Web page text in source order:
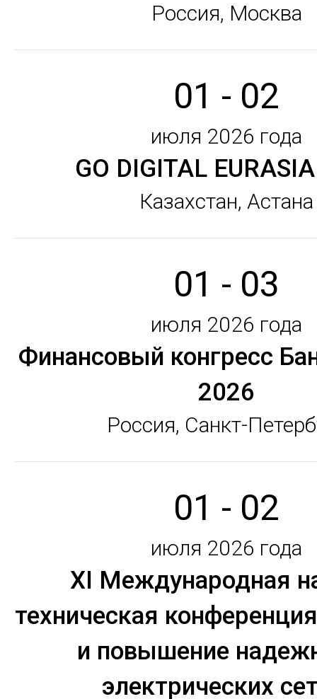
Россия, Москва
01 - 02
июля 2026 года
GO DIGITAL
Казахстан, Астана
01 - 03
июля 2026 года
Финансовый конгресс
2026
Россия, Санкт-
01 - 02
июля 2026 года
XI Международная
техническая
и повышение
электрических